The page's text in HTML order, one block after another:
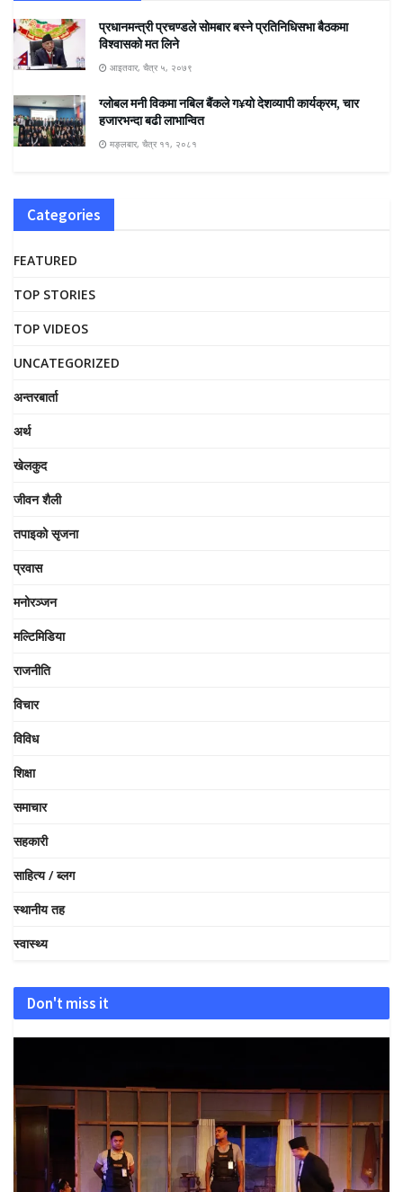
प्रधानमन्त्री प्रचण्डले साेमबार बस्ने प्रतिनिधिसभा बैठकमा
विश्वासको मत लिने
आइतवार, चैत्र ५, २०७९
ग्लोबल मनी विकमा नबिल बैंकले ग¥यो देशव्यापी कार्यक्रम, चार
हजारभन्दा बढी लाभान्वित
मङ्लबार, चैत्र ११, २०८१
Categories
FEATURED
TOP STORIES
TOP VIDEOS
UNCATEGORIZED
अन्तरबार्ता
अर्थ
खेलकुद
जीवन शैली
तपाइको सृजना
प्रवास
मनोरञ्जन
मल्टिमिडिया
राजनीति
विचार
विविध
शिक्षा
समाचार
सहकारी
साहित्य / ब्लग
स्थानीय तह
स्वास्थ्य
Don't miss it